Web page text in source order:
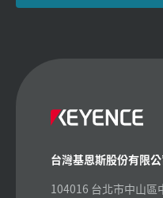
台灣基恩斯股份有限
104016 台北市中山